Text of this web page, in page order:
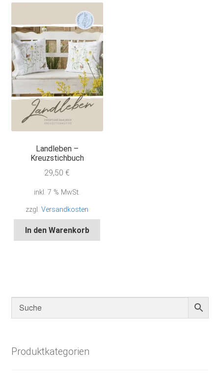
Landleben –
Kreuzstichbuch
29,50€
inkl. 7 % MwSt.
zzgl.Versandkosten
In den Warenkorb
Produktkategorien